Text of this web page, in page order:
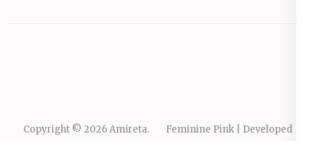
Copyright © 2026Amireta. Feminine Pink | Developed